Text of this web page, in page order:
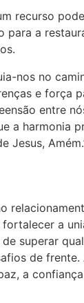
recurso
para a
nos no
e força
entre
a harmonia
Jesus,
a
superar
de frente.
a